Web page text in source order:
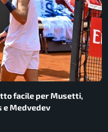
facile per Musetti,
e Medvedev